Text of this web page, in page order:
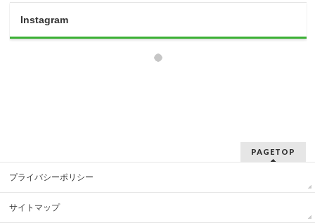
Instagram
PAGETOP
プライバシーポリシー
サイトマップ